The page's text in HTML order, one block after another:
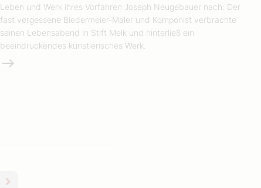
Leben und Werk ihres Vorfahren Joseph Neugebauer nach: Der
fast vergessene Biedermeier-Maler und Komponist verbrachte
seinen Lebensabend in Stift Melk und hinterließ ein
beeindruckendes künstlerisches Werk.
Weiterlesen